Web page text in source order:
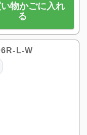
物かごに入れ
る
L-W